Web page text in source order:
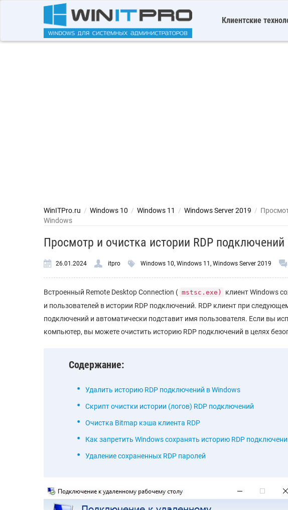
Клиентские
WinITPro.ru / Windows 10 / Windows 11 / Windows Server 2019 /
Windows
Просмотр и очистка истории RDP
26.01.2024 itpro Windows 10, Windows 11 , Windows Server 2019
Встроенный Remote Desktop Connection ( mstsc.exe)
клиент Windows
и пользователей в истории RDP подключений. RDP клиент при
подключений и автоматически подставит имя пользователя. Если вы
компьютер, вы можете очистить историю RDP подключений в целях
Содержание:
Удалить историю RDP подключений в Windows
Скрипт очистки истории (логов) RDP подключений
Очистка Bitmap кэша клиента RDP
Как запретить Windows сохранять историю RDP
Удаление сохраненных RDP паролей